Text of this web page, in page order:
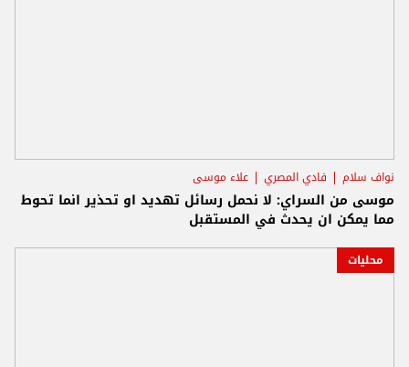
نواف سلام فادي المصري علاء موسى
موسى من السراي: لا نحمل رسائل تهديد او تحذير انما تحوط
مما يمكن ان يحدث في المستقبل
محليات